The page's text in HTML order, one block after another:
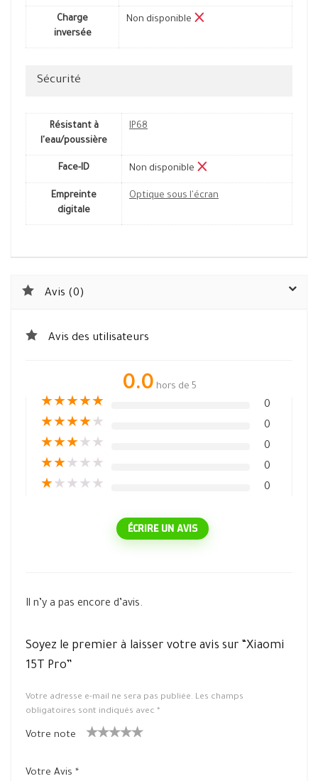
Charge
inversée
Non disponible
Sécurité
Résistant à
l'eau/poussière
IP68
Face-ID Non disponible
Empreinte
digitale
Optique sous l'écran
Avis (0)
Avis des utilisateurs
0.0 hors de 5
★★★★★ 0
★★★★★ 0
★★★★ ★ 0
★★★ ★ ★ 0
★★ ★ ★ ★ 0
ÉCRIRE UN AVIS
Il n’y a pas encore d’avis.
Soyez le premier à laisser votre avis sur “Xiaomi
15T Pro”
Votre adresse e-mail ne sera pas publiée. Les champs
obligatoires sont indiqués avec *
Votre note
Votre Avis *